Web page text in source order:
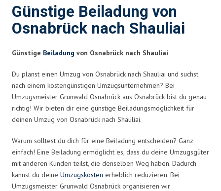
Günstige Beiladung von
Osnabrück nach Shauliai
Günstige Beiladung von Osnabrück nach Shauliai
Du planst einen Umzug von Osnabrück nach Shauliai und suchst
nach einem kostengünstigen Umzugsunternehmen? Bei
Umzugsmeister Grunwald Osnabrück aus Osnabrück bist du genau
richtig! Wir bieten dir eine günstige Beiladungsmöglichkeit für
deinen Umzug von Osnabrück nach Shauliai.
Warum solltest du dich für eine Beiladung entscheiden? Ganz
einfach! Eine Beiladung ermöglicht es, dass du deine Umzugsgüter
mit anderen Kunden teilst, die denselben Weg haben. Dadurch
kannst du deine Umzugskosten erheblich reduzieren. Bei
Umzugsmeister Grunwald Osnabrück organisieren wir